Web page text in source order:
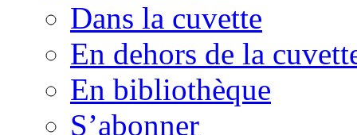
Dans la cuvette
En dehors de la
En bibliothèque
S’abonner